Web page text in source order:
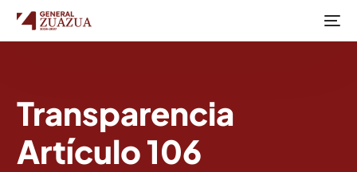
Transparencia
Artículo 106